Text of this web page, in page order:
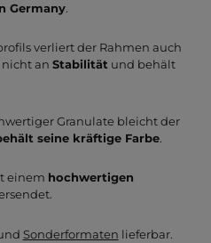
Germany.
verliert der Rahmen auch
an Stabilitätund behält
Granulate bleicht der
seine kräftige Farbe.
einem hochwertigen
Sonderformaten lieferbar.